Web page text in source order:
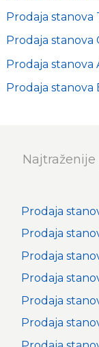
Prodaja
Prodaja stanova
Prodaja stanova
Prodaja stanova
Prodaja
Prodaja
Prodaja
Prodaja
Prodaja
Prodaja